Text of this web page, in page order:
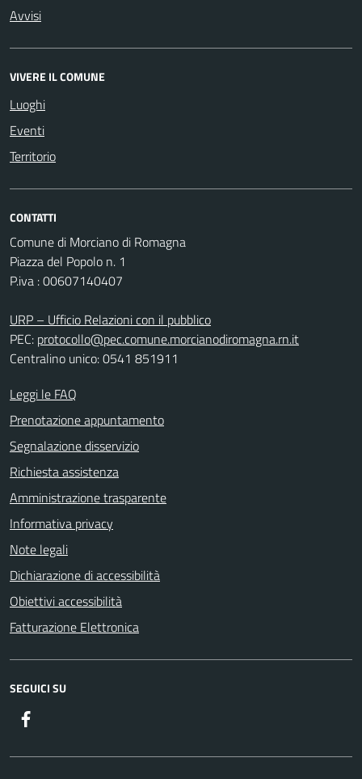
Avvisi
VIVERE IL COMUNE
Luoghi
Eventi
Territorio
CONTATTI
Comune di Morciano di Romagna
Piazza del Popolo n. 1
P.iva : 00607140407
URP – Ufficio Relazioni con il pubblico
PEC: protocollo@pec.comune.morcianodiromagna.rn.it
Centralino unico: 0541 851911
Leggi le FAQ
Prenotazione appuntamento
Segnalazione disservizio
Richiesta assistenza
Amministrazione trasparente
Informativa privacy
Note legali
Dichiarazione di accessibilità
Obiettivi accessibilità
Fatturazione Elettronica
SEGUICI SU